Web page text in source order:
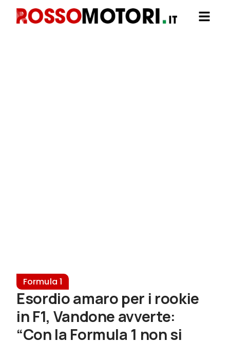
Formula 1
Esordio amaro per i rookie
in F1, Vandone avverte:
“Con la Formula 1 non si